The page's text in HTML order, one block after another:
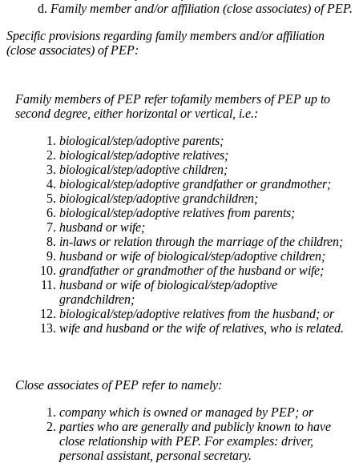
Family member and/or affiliation (close associates) of PEP.
Specific provisions regarding family members and/or affiliation
(close associates) of PEP:
Family members of PEP refer tofamily members of PEP up to
second degree, either horizontal or vertical, i.e.:
biological/step/adoptive parents;
biological/step/adoptive relatives;
biological/step/adoptive children;
biological/step/adoptive grandfather or grandmother;
biological/step/adoptive grandchildren;
biological/step/adoptive relatives from parents;
husband or wife;
in-laws or relation through the marriage of the children;
husband or wife of biological/step/adoptive children;
grandfather or grandmother of the husband or wife;
husband or wife of biological/step/adoptive
grandchildren;
biological/step/adoptive relatives from the husband; or
wife and husband or the wife of relatives, who is related.
Close associates of PEP refer to namely:
company which is owned or managed by PEP; or
parties who are generally and publicly known to have
close relationship with PEP. For examples: driver,
personal assistant, personal secretary.